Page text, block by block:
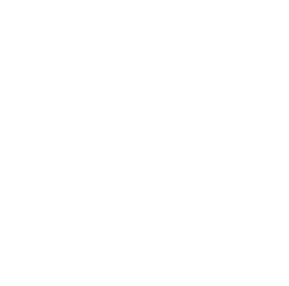
erhalten und